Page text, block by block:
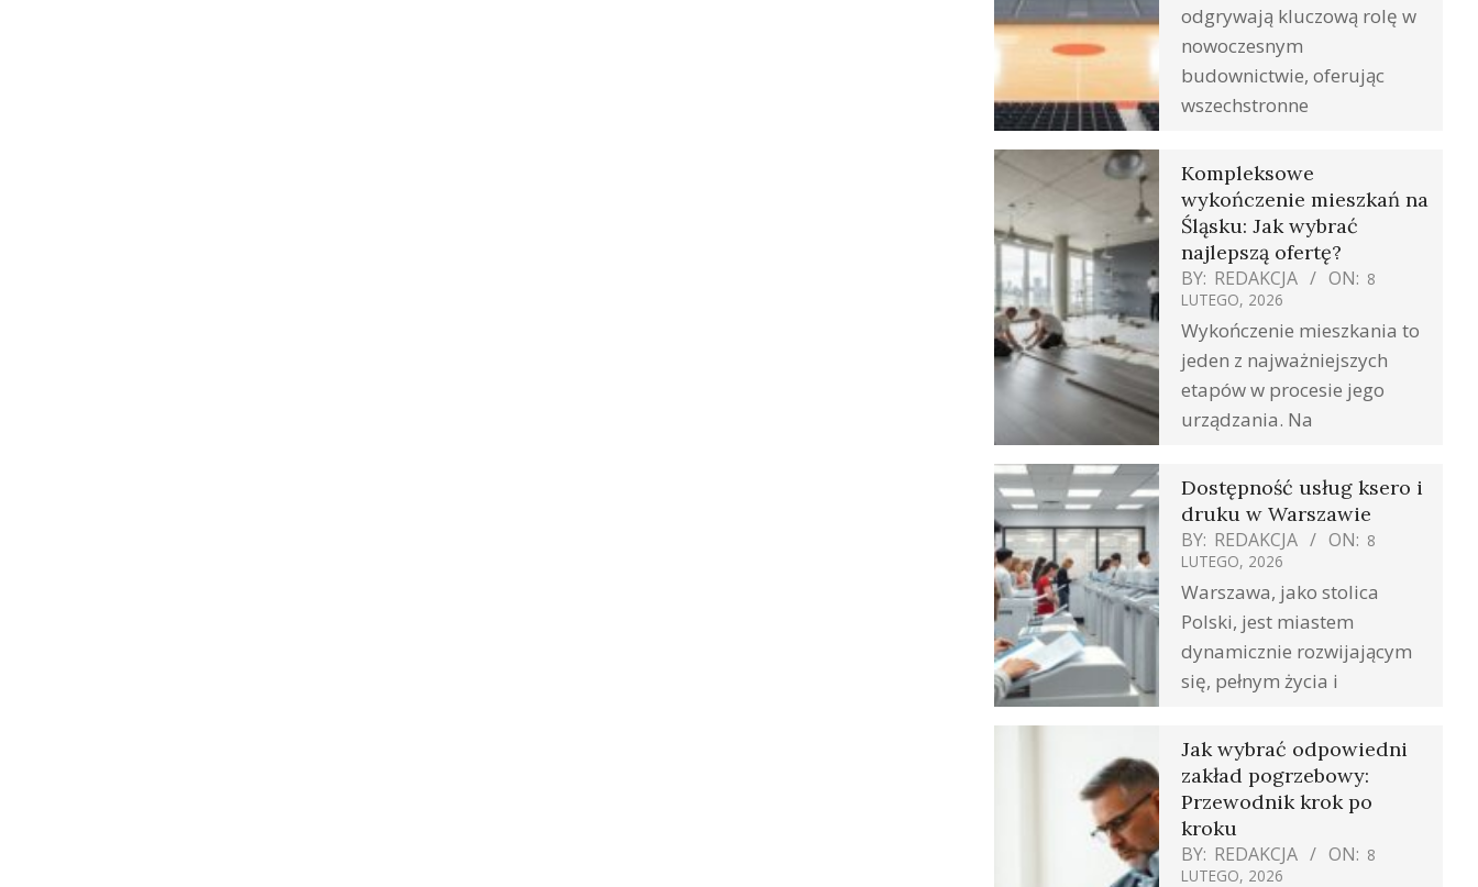
odgrywają kluczową rolę w
nowoczesnym
budownictwie, oferując
wszechstronne
Kompleksowe
wykończenie mieszkań na
Śląsku: Jak wybrać
najlepszą ofertę?
BY: REDAKCJA ON: 8
LUTEGO, 2026
Wykończenie mieszkania to
jeden z najważniejszych
etapów w procesie jego
urządzania. Na
Dostępność usług ksero i
druku w Warszawie
BY: REDAKCJA ON: 8
LUTEGO, 2026
Warszawa, jako stolica
Polski, jest miastem
dynamicznie rozwijającym
się, pełnym życia i
Jak wybrać odpowiedni
zakład pogrzebowy:
Przewodnik krok po
kroku
BY: REDAKCJA ON: 8
LUTEGO, 2026